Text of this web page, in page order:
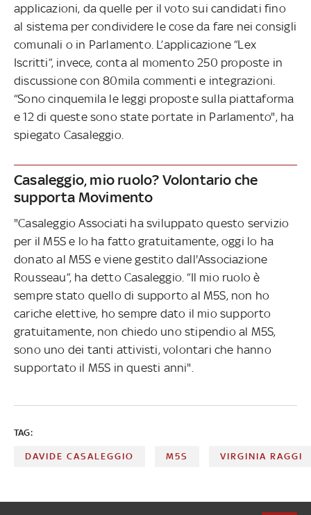
applicazioni, da quelle per il voto sui candidati fino
al sistema per condividere le cose da fare nei consigli
comunali o in Parlamento. L’applicazione “Lex
Iscritti”, invece, conta al momento 250 proposte in
discussione con 80mila commenti e integrazioni.
“Sono cinquemila le leggi proposte sulla piattaforma
e 12 di queste sono state portate in Parlamento", ha
spiegato Casaleggio.
Casaleggio, mio ruolo? Volontario che
supporta Movimento
"Casaleggio Associati ha sviluppato questo servizio
per il M5S e lo ha fatto gratuitamente, oggi lo ha
donato al M5S e viene gestito dall'Associazione
Rousseau”, ha detto Casaleggio. “Il mio ruolo è
sempre stato quello di supporto al M5S, non ho
cariche elettive, ho sempre dato il mio supporto
gratuitamente, non chiedo uno stipendio al M5S,
sono uno dei tanti attivisti, volontari che hanno
supportato il M5S in questi anni".
TAG:
DAVIDE CASALEGGIO M5S VIRGINIA RAGGI